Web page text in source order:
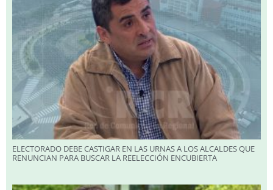
ELECTORADO DEBE CASTIGAR EN LAS URNAS A LOS ALCALDES QUE
RENUNCIAN PARA BUSCAR LA REELECCIÓN ENCUBIERTA